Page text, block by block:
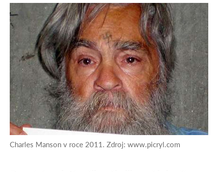
Charles Manson v roce 2011. Zdroj: www.picryl.com